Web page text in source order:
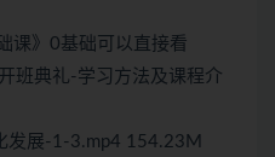
课》0基础可以直接看
班典礼-学习方法及课程介
发展-1-3.mp4 154.23M